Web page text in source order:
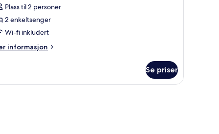
Plass til 2 personer
2 enkeltsenger
Wi-fi inkludert
informasjon
Se priser